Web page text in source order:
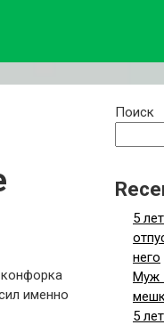
конфорка
именно
Поиск
5
него
Муж
5